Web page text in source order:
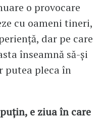
o provocare
cu oameni tineri,
dar pe care
înseamnă să-și
putea pleca în
e ziua în care